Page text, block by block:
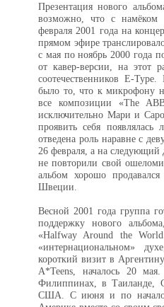
Презентация нового
возможно, что с намёком
февраля 2001 года на
прямом эфире
с мая по ноябрь 2000 года
от кавер-версии, на этот
соотечественников E-
было то, что к микрофону
все композиции «The
исключительно Мари и
проявить себя
отведена роль наравне с
26 февраля, а на
не повторили свой
альбом хорошо
Швеции.
Весной 2001 года группа
поддержку нового
«Halfway Around the
«интернациональном»
короткий визит в
A*Teens, началось 20
Филиппинах, в Таиланде,
США. С июня и по начало